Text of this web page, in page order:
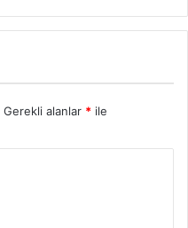
Gerekli alanlar * ile